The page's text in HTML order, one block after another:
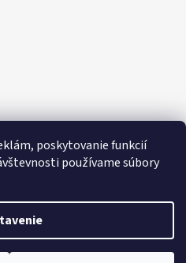
poskytovanie funkcií
používame súbory
klub Polície
Všetky práva vyhradené.